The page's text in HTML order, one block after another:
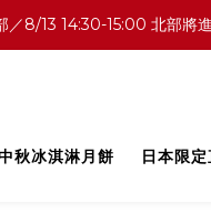
8/13 14:30-15:00 北部將
秋冰淇淋月餅 日本限